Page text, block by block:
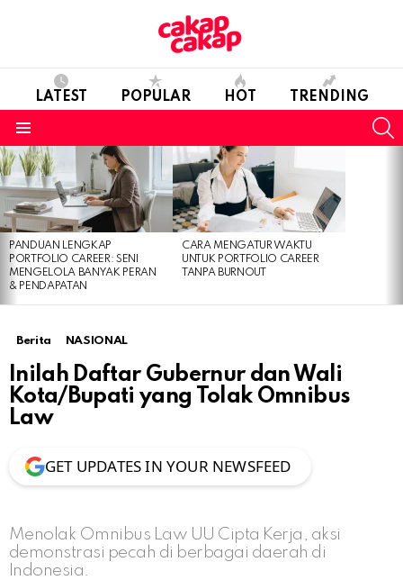
LATEST POPULAR HOT TRENDING
LATEST
STORIES
PANDUAN LENGKAP
PORTFOLIO CAREER: SENI
MENGELOLA BANYAK PERAN
& PENDAPATAN
CARA MENGATUR WAKTU
UNTUK PORTFOLIO CAREER
TANPA BURNOUT
Berita NASIONAL
Inilah Daftar Gubernur dan Wali
Kota/Bupati yang Tolak Omnibus
Law
GET UPDATES IN YOUR NEWSFEED
Menolak Omnibus Law UU Cipta Kerja, aksi
demonstrasi pecah di berbagai daerah di
Indonesia.